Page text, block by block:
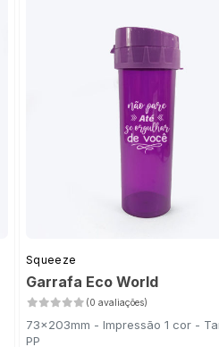
Squeeze
Garrafa Eco World
(0 avaliações)
73x203mm - Impressão 1 cor -
PP